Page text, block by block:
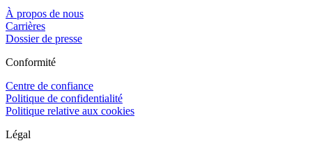
À propos de nous
Carrières
Dossier de presse
Conformité
Centre de confiance
Politique de confidentialité
Politique relative aux cookies
Légal